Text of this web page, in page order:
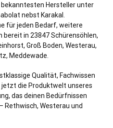
Hersteller unter
nebst Karakal.
für jeden Bedarf, weitere
bereit in 23847 Schürensöhlen,
, Groß Boden, Westerau,
, Meddewade
Qualität, Fachwissen
jetzt die Produktwelt unseres
das deinen Bedürfnissen
Rethwisch, Westerau und